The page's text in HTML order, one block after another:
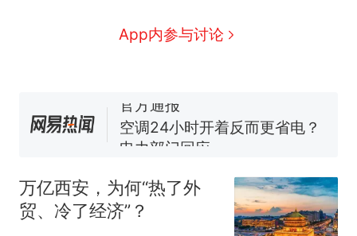
App内参与讨论
协会回应
佛山一中学招聘物理教师，笔
空调24小时开着反而更省电？
电力部门回应
因老师一句“跟我回家”改写了
人生
万亿西安，为何“热了外
贸、冷了经济”？